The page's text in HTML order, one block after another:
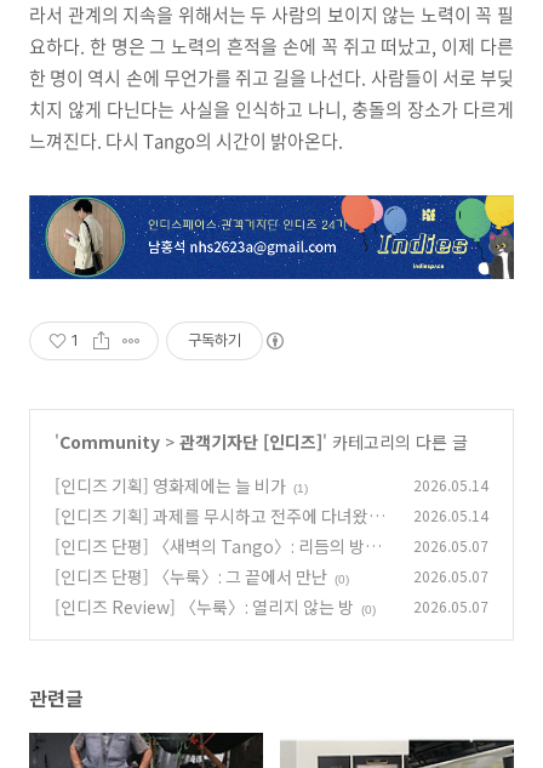
라서 관계의 지속을 위해서는 두 사람의 보이지 않는 노력이 꼭 필
요하다. 한 명은 그 노력의 흔적을 손에 꼭 쥐고 떠났고, 이제 다른
한 명이 역시 손에 무언가를 쥐고 길을 나선다. 사람들이 서로 부딪
치지 않게 다닌다는 사실을 인식하고 나니, 충돌의 장소가 다르게
느껴진다. 다시 Tango의 시간이 밝아온다.
1 구독하기
'Community > 관객기자단 [인디즈]' 카테고리의 다른 글
[인디즈 기획] 영화제에는 늘 비가 (1) 2026.05.14
[인디즈 기획] 과제를 무시하고 전주에 다녀왔습
니다: 겨우 13시간 (아주 작은) 제27회 전주국제
영화제 방문기
(1)
2026.05.14
[인디즈 단평] 〈새벽의 Tango〉: 리듬의 방황
(1)
2026.05.07
[인디즈 단평] 〈누룩〉: 그 끝에서 만난 (0) 2026.05.07
[인디즈 Review] 〈누룩〉: 열리지 않는 방 (0) 2026.05.07
관련글